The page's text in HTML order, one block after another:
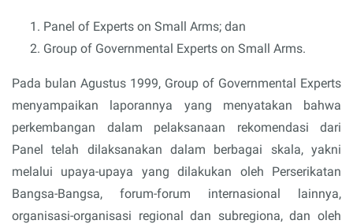
Panel of Experts on Small Arms; dan
Group of Governmental Experts on Small Arms.
Pada bulan Agustus 1999, Group of Governmental Experts
menyampaikan laporannya yang menyatakan bahwa
perkembangan dalam pelaksanaan rekomendasi dari
Panel telah dilaksanakan dalam berbagai skala, yakni
melalui upaya-upaya yang dilakukan oleh Perserikatan
Bangsa-Bangsa, forum-forum internasional lainnya,
organisasi-organisasi regional dan subregiona, dan oleh